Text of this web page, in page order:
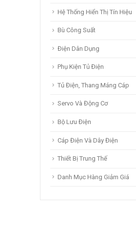
Hệ Thống Hiển Thị Tín Hiệu
Bù Công Suất
Điện Dân Dụng
Phụ Kiện Tủ Điện
Tủ Điện, Thang Máng Cáp
Servo Và Động Cơ
Bộ Lưu Điện
Cáp Điện Và Dây Điện
Thiết Bị Trung Thế
Danh Mục Hàng Giảm Giá